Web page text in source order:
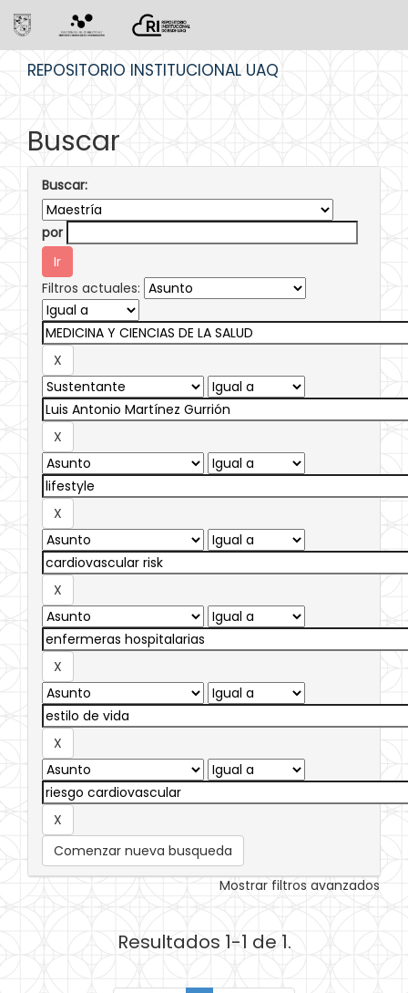
REPOSITORIO INSTITUCIONAL UAQ
Buscar
Buscar:
por
Filtros actuales:
Comenzar nueva busqueda
Mostrar filtros avanzados
Resultados 1-1 de 1.